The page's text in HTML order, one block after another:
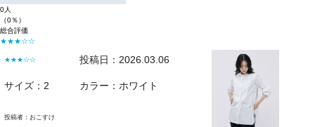
0人
（0％）
総合評価
★★★☆☆
★★★☆☆ 投稿日：2026.03.06
サイズ：2 カラー：ホワイト
投稿者： おこすけ